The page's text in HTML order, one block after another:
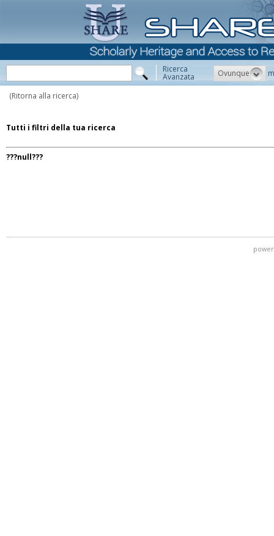
Ricerca
Avanzata Ovunque
(Ritorna alla ricerca)
Tutti i filtri della tua ricerca
???null???